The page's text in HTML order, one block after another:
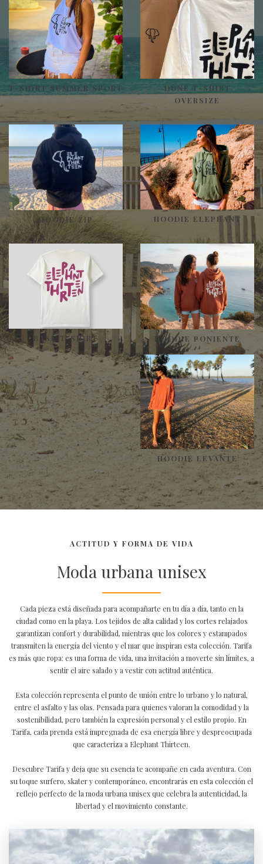
T-SHIRT SUMMER SPORT
DUNE T-SHIRT
OVERSIZE
HOODIE ZIP HOODIE ELEPHANT
BASE T-SHIRT HOODIE PONIENTE
HOODIE LEVANTE
ACTITUD Y FORMA DE VIDA
Moda urbana unisex
Cada pieza está diseñada para acompañarte en tu día a día, tanto en la
ciudad como en la playa. Los tejidos de alta calidad y los cortes relajados
garantizan confort y durabilidad, mientras que los colores y estampados
transmiten la energía del viento y el mar que inspiran esta colección. Tarifa
es más que ropa: es una forma de vida, una invitación a moverte sin límites, a
sentir el aire salado y a vestir con actitud auténtica.
Esta colección representa el punto de unión entre lo urbano y lo natural,
entre el asfalto y las olas. Pensada para quienes valoran la comodidad y la
sostenibilidad, pero también la expresión personal y el estilo propio. En
Tarifa, cada prenda está impregnada de esa energía libre y despreocupada
que caracteriza a Elephant Thirteen.
Descubre Tarifa y deja que su esencia te acompañe en cada aventura. Con
su toque surfero, skater y contemporáneo, encontrarás en esta colección el
reflejo perfecto de la moda urbana unisex que celebra la autenticidad, la
libertad y el movimiento constante.